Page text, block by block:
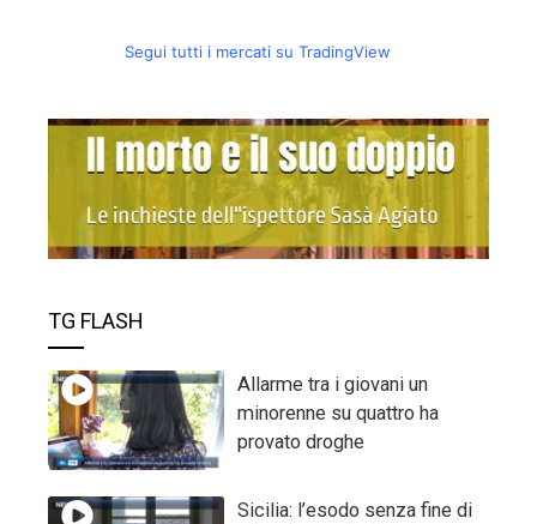
Segui tutti i mercati su TradingView
TG FLASH
Allarme tra i giovani un
minorenne su quattro ha
provato droghe
Sicilia: l’esodo senza fine di